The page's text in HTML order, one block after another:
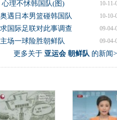
10-11-
理不怵韩国队(图)
10-10-
遇日本男篮碰韩国队
09-04-
国际足联对此事调查
09-04-
场一球险胜朝鲜队
更多关于 亚运会 朝鲜队 的新闻